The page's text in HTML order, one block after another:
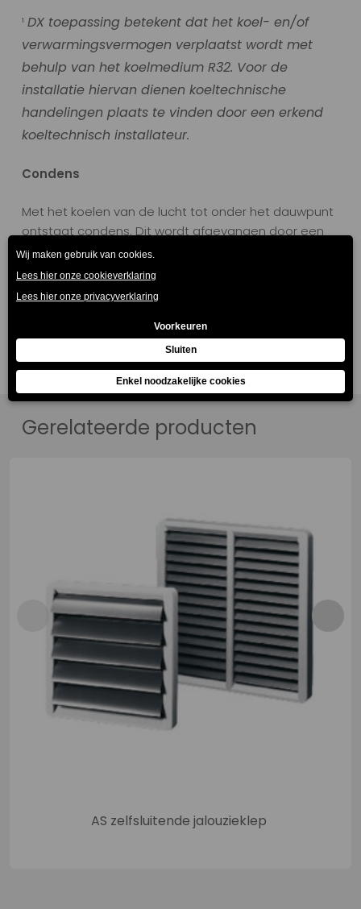
¹ DX toepassing betekent dat het koel- en/of
verwarmingsvermogen verplaatst wordt met
behulp van het koelmedium R32. Voor de
installatie hiervan dienen koeltechnische
handelingen plaats te vinden door een erkend
koeltechnisch installateur.
Condens
Met het koelen van de lucht tot onder het dauwpunt
ontstaat condens. Dit wordt afgevangen door een
druppelvanger waarna het in een opvangbak met
een aftapstuk terecht komt.
Gerelateerde producten
AS zelfsluitende jalouzieklep